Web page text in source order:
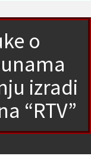
o
izradi
“RTV”